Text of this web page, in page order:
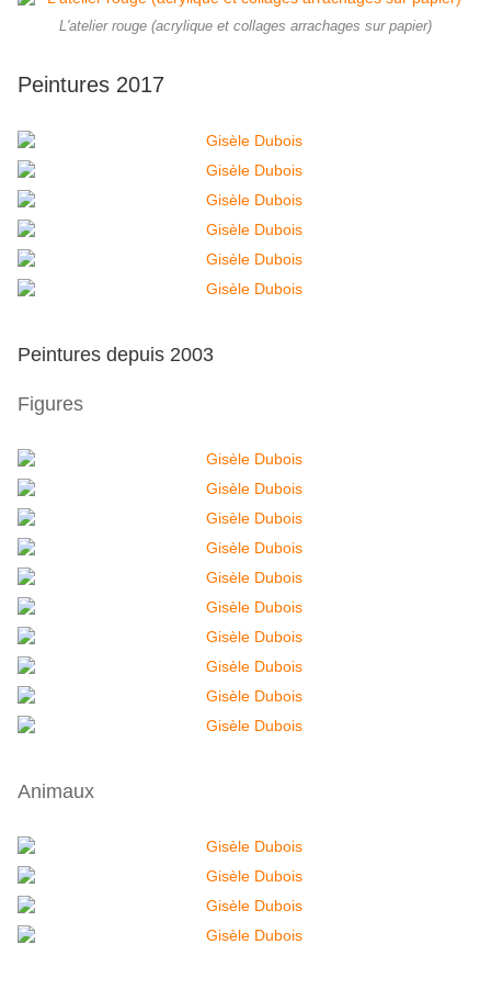
L'atelier rouge (acrylique et collages arrachages sur papier)
Peintures 2017
Peintures depuis 2003
Figures
Animaux